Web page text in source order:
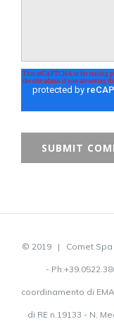
© 2019 | Comet Spa |
-
coordinamento di
di RE n.19133 - N.